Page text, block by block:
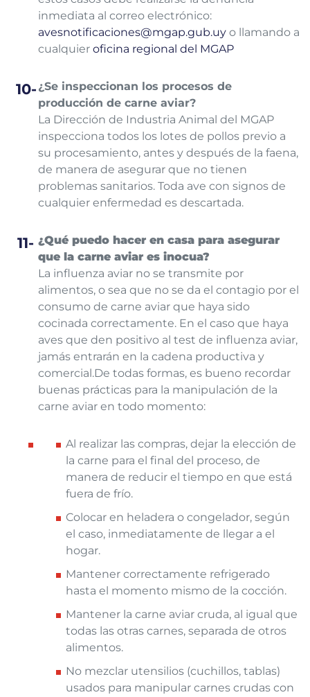
inmediata al correo electrónico:
avesnotificaciones@mgap.gub.uy o llamando a
cualquier oficina regional del MGAP
¿Se inspeccionan los procesos de
producción de carne aviar?
La Dirección de Industria Animal del MGAP
inspecciona todos los lotes de pollos previo a
su procesamiento, antes y después de la faena,
de manera de asegurar que no tienen
problemas sanitarios. Toda ave con signos de
cualquier enfermedad es descartada.
¿Qué puedo hacer en casa para asegurar
que la carne aviar es inocua?
La influenza aviar no se transmite por
alimentos, o sea que no se da el contagio por el
consumo de carne aviar que haya sido
cocinada correctamente. En el caso que haya
aves que den positivo al test de influenza aviar,
jamás entrarán en la cadena productiva y
comercial.De todas formas, es bueno recordar
buenas prácticas para la manipulación de la
carne aviar en todo momento:
Al realizar las compras, dejar la elección de
la carne para el final del proceso, de
manera de reducir el tiempo en que está
fuera de frío.
Colocar en heladera o congelador, según
el caso, inmediatamente de llegar a el
hogar.
Mantener correctamente refrigerado
hasta el momento mismo de la cocción.
Mantener la carne aviar cruda, al igual que
todas las otras carnes, separada de otros
alimentos.
No mezclar utensilios (cuchillos, tablas)
usados para manipular carnes crudas con